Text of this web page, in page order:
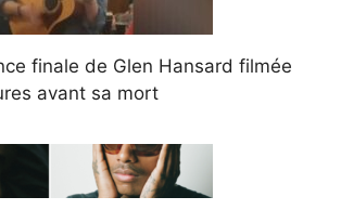
finale de Glen Hansard filmée
avant sa mort